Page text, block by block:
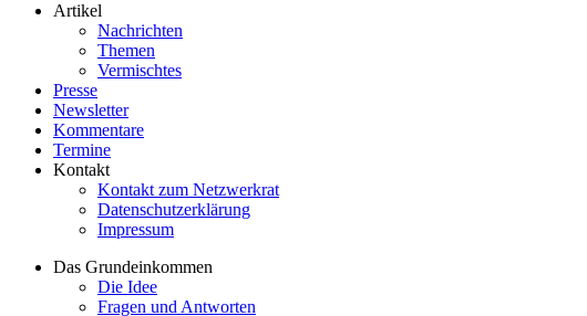
Artikel
Nachrichten
Themen
Vermischtes
Presse
Newsletter
Kommentare
Termine
Kontakt
Kontakt zum Netzwerkrat
Datenschutzerklärung
Impressum
Das Grundeinkommen
Die Idee
Fragen und Antworten